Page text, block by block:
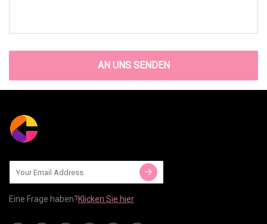
AN UNS SENDEN
Eine Frage haben?Klicken Sie hier